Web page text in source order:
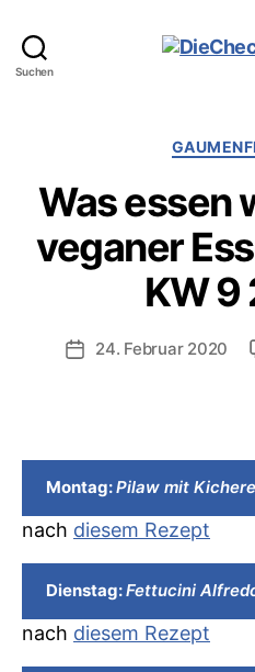
Suchen
Was essen
veganer
KW
24. Februar 2020
Montag:Pilaw mit
nach diesem Rezept
Dienstag:Fettucini
nach diesem Rezept